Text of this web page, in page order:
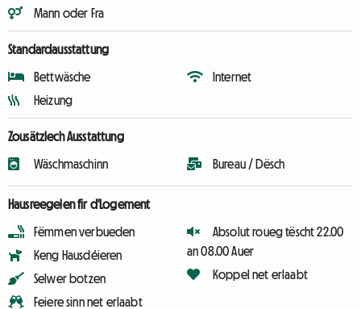
Mann oder Fra
Standardausstattung
Bettwäsche
Heizung
Internet
Zousätzlech Ausstattung
Wäschmaschinn Bureau / Dësch
Hausreegelen fir d'Logement
Fëmmen verbueden
Keng Hausdéieren
Selwer botzen
Feiere sinn net erlaabt
Absolut roueg tëscht 22.00
an 08.00 Auer
Koppel net erlaabt